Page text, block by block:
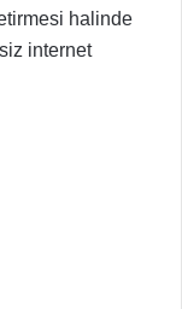
halinde
internet